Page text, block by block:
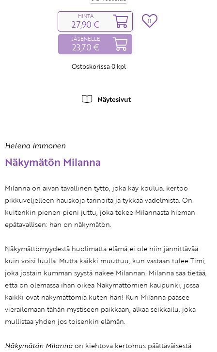
HINTA
27,90 €
JÄSENELLE
23,70 €
Ostoskorissa 0 kpl
11
Näytesivut
Helena Immonen
Näkymätön Milanna
Milanna on aivan tavallinen tyttö, joka käy koulua, kertoo
pikkuveljelleen hauskoja tarinoita ja tykkää vadelmista. On
kuitenkin pienen pieni juttu, joka tekee Milannasta hieman
epätavallisen: hän on näkymätön.
Näkymättömyydestä huolimatta elämä ei ole niin jännittävää
kuin voisi luulla. Mutta kaikki muuttuu, kun vastaan tulee Timi,
joka jostain kumman syystä näkee Milannan. Milanna saa tietää,
että on olemassa ihan oikea Näkymättömien kaupunki, jossa
kaikki ovat näkymättömiä kuten hän! Kun Milanna pääsee
vierailemaan tähän mystiseen paikkaan, alkaa seikkailu, joka
mullistaa yhden jos toisenkin elämän.
Näkymätön Milanna on kiehtova kertomus päättäväisestä